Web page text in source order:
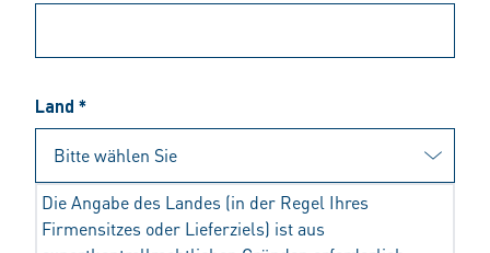
Land *
Die Angabe des Landes (in der Regel Ihres
Firmensitzes oder Lieferziels) ist aus